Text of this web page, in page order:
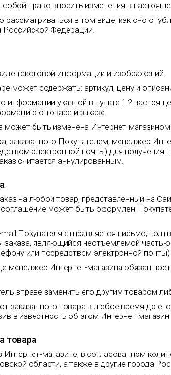
собой право вносить изменения в
в том виде, как оно
Российской Федерации.
текстовой информации и изображений.
может содержать: артикул, цену и
информации указной в пункте 1.2
о товаре и заказе.
может быть изменена Интернет-
заказанного Покупателем, менеджер
электронной почты) для
считается аннулированным.
на любой товар, представленный на
может быть оформлен
Покупателя отправляется письмо,
являющийся неотъемлемой
или посредством электронной
менеджер Интернет-магазина обязан
вправе заменить его другим товаром
заказанного товара в любое время до
в известность об этом Интернет-
товара
Интернет-магазине, в согласованном
области, а также в другие города